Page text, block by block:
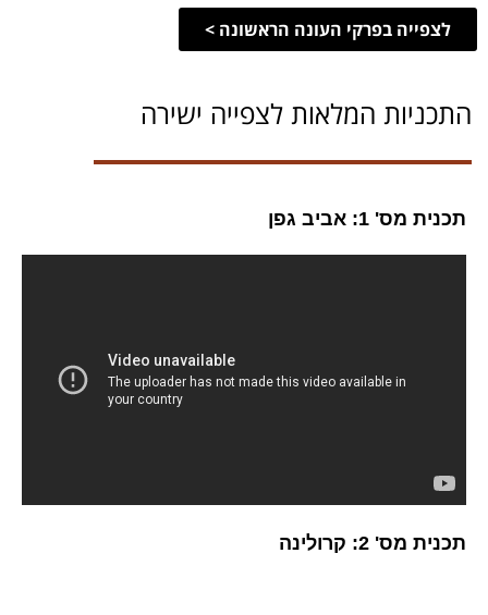
לצפייה בפרקי העונה הראשונה >
התכניות המלאות לצפייה ישירה
תכנית מס' 1: אביב גפן
תכנית מס' 2: קרולינה